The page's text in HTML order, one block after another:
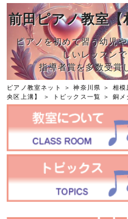
前田ピアノ教室【
ピアノを初めて習う幼児
しいレッスン
指導者賞を多数受賞
ピアノ教室ネット ＞神奈川県 ＞ 相模
央区上溝】
＞ トピックス一覧 ＞ 銅メ